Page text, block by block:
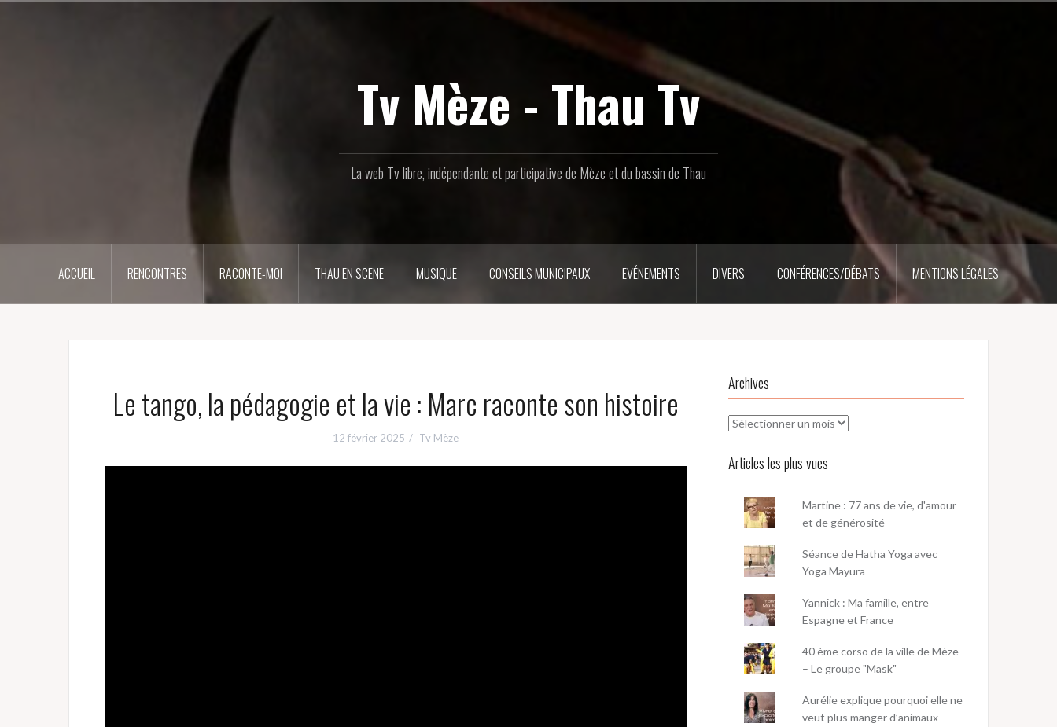
Tv Mèze - Thau Tv
La web Tv libre, indépendante et participative de Mèze et du bassin de Thau
ACCUEIL RENCONTRES RACONTE-MOI THAU EN SCENE MUSIQUE CONSEILS MUNICIPAUX EVÉNEMENTS DIVERS CONFÉRENCES/DÉBATS MENTIONS LÉGALES
Le tango, la pédagogie et la vie : Marc raconte son histoire
12 février 2025 Tv Mèze
Archives
Archives
Articles les plus vues
Martine : 77 ans de vie, d'amour
et de générosité
Séance de Hatha Yoga avec
Yoga Mayura
Yannick : Ma famille, entre
Espagne et France
40 ème corso de la ville de Mèze
– Le groupe "Mask"
Aurélie explique pourquoi elle ne
veut plus manger d’animaux